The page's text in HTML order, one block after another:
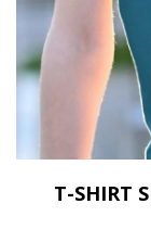
T-SHIRT